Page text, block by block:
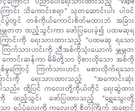
ာင်း သိကောင်းစရာ” သုတဆောင်းပါး ပါဝင်
င်ပွဲတွင် တစ်ကိုယ်ကောင်းစိတ်မထားဘဲ အခြား
ျှမျှတတ ထည့်သွင်းကာ ဖော်ပြပေးခဲ့၍ ပထမဆုရ
ာင်းကို ရေးသားထားသည့် “ပထမဆု ရသော
ကြက်သားဟင်းကို ညီအစ်ကိုသုံးယောက် မျှမျှတ
ောင်းဆန်ကာ မိမိတို့သာ ပိုစားလိုသော အစ်ကို
ကြောင့် ကြက်သားဟင်း မစားလိုက်ရသော
င်းကို ရေးသားထားသည့် “အကောင်းဆုံး
ါသည်။ ထို့ပြင် ကလေးတို့ကိုယ်တိုင် ရေးဆွဲထား
ကို ထည့်သွင်း ဖော်ပြထားသည့် “ရွှေသွေးတို့
သော ရုပ်ပုံလေးကို ကလေးတို့ စိတ်ကြိုက် အရောင်